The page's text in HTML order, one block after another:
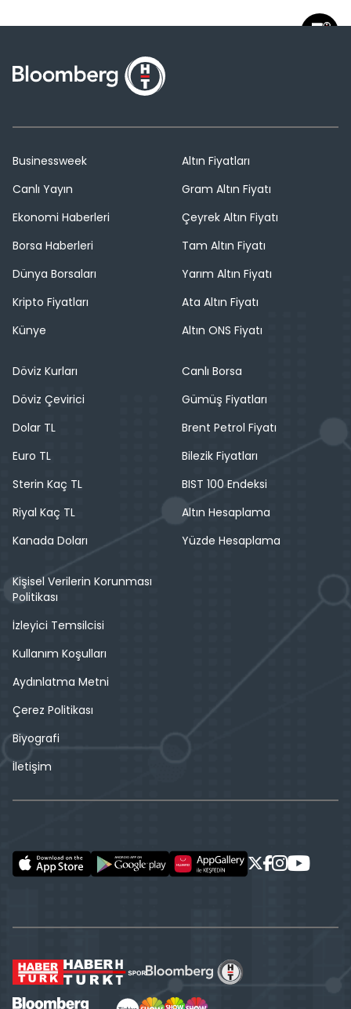
Businessweek
Canlı Yayın
Ekonomi Haberleri
Borsa Haberleri
Dünya Borsaları
Kripto Fiyatları
Künye
Altın Fiyatları
Gram Altın Fiyatı
Çeyrek Altın Fiyatı
Tam Altın Fiyatı
Yarım Altın Fiyatı
Ata Altın Fiyatı
Altın ONS Fiyatı
Döviz Kurları
Döviz Çevirici
Dolar TL
Euro TL
Sterin Kaç TL
Riyal Kaç TL
Kanada Doları
Canlı Borsa
Gümüş Fiyatları
Brent Petrol Fiyatı
Bilezik Fiyatları
BIST 100 Endeksi
Altın Hesaplama
Yüzde Hesaplama
Kişisel Verilerin Korunması
Politikası
İzleyici Temsilcisi
Kullanım Koşulları
Aydınlatma Metni
Çerez Politikası
Biyografi
İletişim